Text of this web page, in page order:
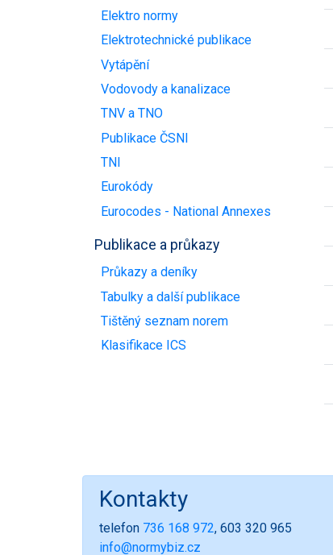
Elektro normy
Elektrotechnické publikace
Vytápění
Vodovody a kanalizace
TNV a TNO
Publikace ČSNI
TNI
Eurokódy
Eurocodes - National Annexes
Publikace a průkazy
Průkazy a deníky
Tabulky a další publikace
Tištěný seznam norem
Klasifikace ICS
Kontakty
telefon 736 168 972, 603 320 965
info@normybiz.cz